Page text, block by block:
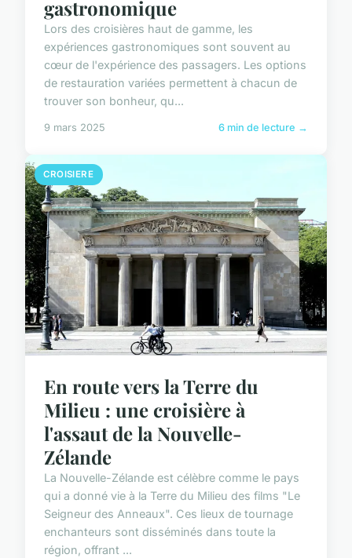
gastronomique
Lors des croisières haut de gamme, les
expériences gastronomiques sont souvent au
cœur de l'expérience des passagers. Les options
de restauration variées permettent à chacun de
trouver son bonheur, qu...
9 mars 2025 6 min de lecture →
CROISIERE
En route vers la Terre du
Milieu : une croisière à
l'assaut de la Nouvelle-
Zélande
La Nouvelle-Zélande est célèbre comme le pays
qui a donné vie à la Terre du Milieu des films "Le
Seigneur des Anneaux". Ces lieux de tournage
enchanteurs sont disséminés dans toute la
région, offrant ...